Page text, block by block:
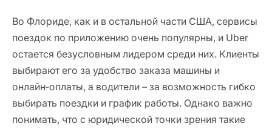
Во Флориде, как и в остальной части США, сервисы
поездок по приложению очень популярны, и Uber
остается безусловным лидером среди них. Клиенты
выбирают его за удобство заказа машины и
онлайн‑оплаты, а водители – за возможность гибко
выбирать поездки и график работы. Однако важно
понимать, что с юридической точки зрения такие